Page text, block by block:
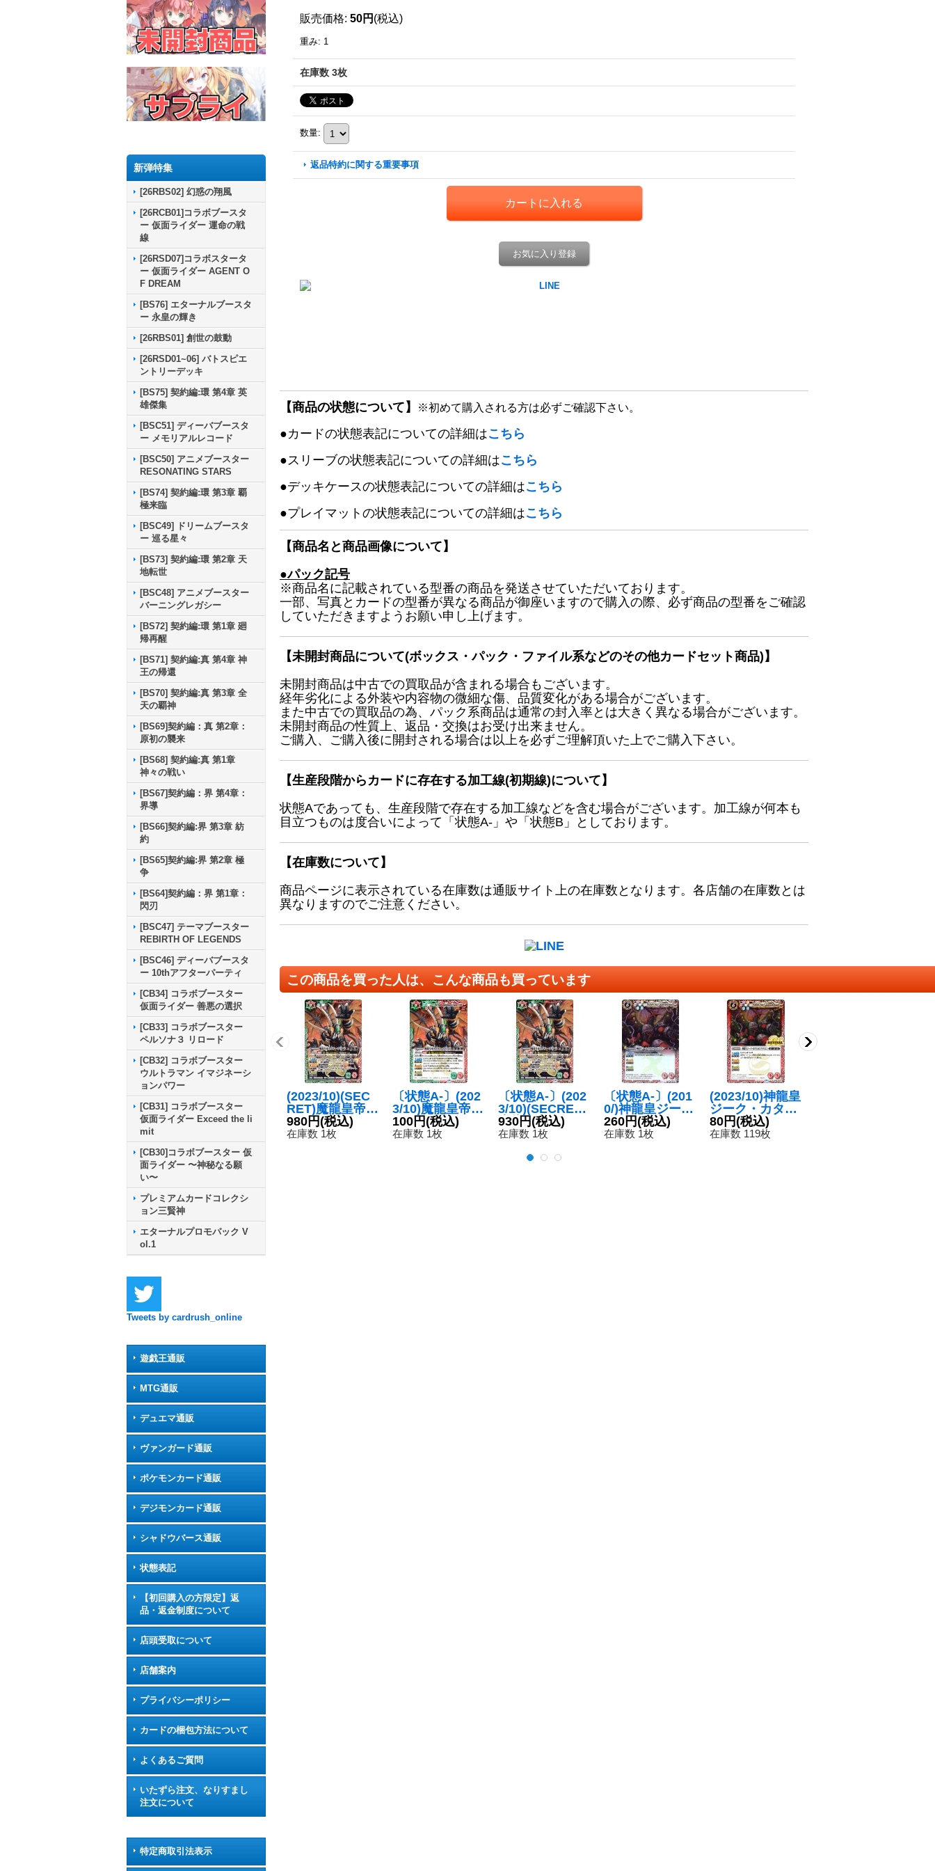
新弾特集
[26RBS02] 幻惑の翔風
[26RCB01]コラボブースタ
ー 仮面ライダー 運命の戦
線
[26RSD07]コラボスタータ
ー 仮面ライダー AGENT O
F DREAM
[BS76] エターナルブースタ
ー 永皇の輝き
[26RBS01] 創世の鼓動
[26RSD01~06] バトスピエ
ントリーデッキ
[BS75] 契約編:環 第4章 英
雄傑集
[BSC51] ディーバブースタ
ー メモリアルレコード
[BSC50] アニメブースター
RESONATING STARS
[BS74] 契約編:環 第3章 覇
極来臨
[BSC49] ドリームブースタ
ー 巡る星々
[BS73] 契約編:環 第2章 天
地転世
[BSC48] アニメブースター
バーニングレガシー
[BS72] 契約編:環 第1章 廻
帰再醒
[BS71] 契約編:真 第4章 神
王の帰還
[BS70] 契約編:真 第3章 全
天の覇神
[BS69]契約編：真 第2章：
原初の襲来
[BS68] 契約編:真 第1章
神々の戦い
[BS67]契約編：界 第4章：
界導
[BS66]契約編:界 第3章 紡
約
[BS65]契約編:界 第2章 極
争
[BS64]契約編：界 第1章：
閃刃
[BSC47] テーマブースター
REBIRTH OF LEGENDS
[BSC46] ディーバブースタ
ー 10thアフターパーティ
[CB34] コラボブースター
仮面ライダー 善悪の選択
[CB33] コラボブースター
ペルソナ３ リロード
[CB32] コラボブースター
ウルトラマン イマジネーシ
ョンパワー
[CB31] コラボブースター
仮面ライダー Exceed the li
mit
[CB30]コラボブースター 仮
面ライダー 〜神秘なる願
い〜
プレミアムカードコレクシ
ョン三賢神
エターナルプロモパック V
ol.1
Tweets by cardrush_online
遊戯王通販
MTG通販
デュエマ通販
ヴァンガード通販
ポケモンカード通販
デジモンカード通販
シャドウバース通販
状態表記
【初回購入の方限定】返
品・返金制度について
店頭受取について
店舗案内
プライバシーポリシー
カードの梱包方法について
よくあるご質問
いたずら注文、なりすまし
注文について
特定商取引法表示
販売価格: 50円 (税込)
重み: 1
在庫数 3枚
数量:
返品特約に関する重要事項
お気に入り登録
【商品の状態について】 ※初めて購入される方は必ずご確認下さい。
●カードの状態表記についての詳細はこちら
●スリーブの状態表記についての詳細はこちら
●デッキケースの状態表記についての詳細はこちら
●プレイマットの状態表記についての詳細はこちら
【商品名と商品画像について】
●パック記号
※商品名に記載されている型番の商品を発送させていただいております。
一部、写真とカードの型番が異なる商品が御座いますので購入の際、必ず商品の型番をご確認
していただきますようお願い申し上げます。
【未開封商品について(ボックス・パック・ファイル系などのその他カードセット商品)】
未開封商品は中古での買取品が含まれる場合もございます。
経年劣化による外装や内容物の微細な傷、品質変化がある場合がございます。
また中古での買取品の為、パック系商品は通常の封入率とは大きく異なる場合がございます。
未開封商品の性質上、返品・交換はお受け出来ません。
ご購入、ご購入後に開封される場合は以上を必ずご理解頂いた上でご購入下さい。
【生産段階からカードに存在する加工線(初期線)について】
状態Aであっても、生産段階で存在する加工線などを含む場合がございます。加工線が何本も
目立つものは度合いによって「状態A-」や「状態B」としております。
【在庫数について】
商品ページに表示されている在庫数は通販サイト上の在庫数となります。各店舗の在庫数とは
異なりますのでご注意ください。
この商品を買った人は、こんな商品も買っています
(2023/10)(SEC
RET)魔龍皇帝カ
イザー・フリー
ド【X-SEC】{B
980円(税込)
在庫数 1枚
〔状態A-〕(202
3/10)魔龍皇帝カ
イザー・フリー
ド【X】{BSC42
100円(税込)
在庫数 1枚
〔状態A-〕(202
3/10)(SECRET)
魔龍皇帝カイザ
ー・フリード
C42-X03}《多》
930円(税込)
在庫数 1枚
〔状態A-〕(201
0/)神龍皇ジー
ク・カタストロ
フドラゴン
260円(税込)
在庫数 1枚
(2023/10)神龍皇
ジーク・カタス
トロフドラゴン
【R】{BS66-RV
80円(税込)
在庫数 119枚